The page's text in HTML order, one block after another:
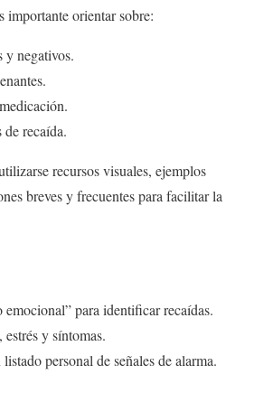
importante orientar sobre:
y negativos.
de recaída.
recursos visuales, ejemplos
breves y frecuentes para facilitar la
emocional” para identificar recaídas.
y síntomas.
personal de señales de alarma.